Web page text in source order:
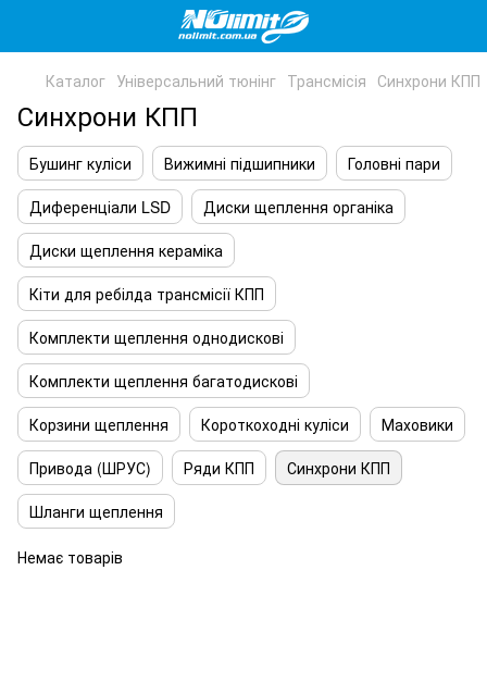
Каталог Універсальний тюнінг Трансмісія Синхрони КПП
Синхрони КПП
Бушинг куліси Вижимні підшипники
Головні пари
Диференціали LSD
Диски щеплення органіка
Диски щеплення кераміка
Кіти для ребілда трансмісії КПП
Комплекти щеплення однодискові
Комплекти щеплення багатодискові
Корзини щеплення
Короткоходні куліси
Маховики
Привода (ШРУС)
Ряди КПП
Синхрони КПП
Шланги щеплення
Немає товарів